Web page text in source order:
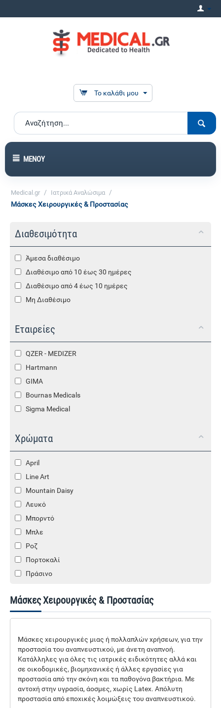
Το καλάθι μου
ΜΕΝΟΎ
Medical.gr / Ιατρικά Αναλώσιμα /
Μάσκες Χειρουργικές & Προστασίας
Διαθεσιμότητα
Άμεσα διαθέσιμο
Διαθέσιμο από 10 έως 30 ημέρες
Διαθέσιμο από 4 έως 10 ημέρες
Μη Διαθέσιμο
Εταιρείες
QZER - MEDIZER
Hartmann
GIMA
Bournas Medicals
Sigma Medical
Χρώματα
April
Line Art
Mountain Daisy
Λευκό
Μπορντό
Μπλε
Ροζ
Πορτοκαλί
Πράσινο
Μάσκες Χειρουργικές & Προστασίας
Μάσκες χειρουργικές μιας ή πολλαπλών χρήσεων, για την
προστασία του αναπνευστικού, με άνετη αναπνοή.
Κατάλληλες για όλες τις ιατρικές ειδικότητες αλλά και
σε οικοδομικές, βιομηχανικές ή άλλες εργασίες για
προστασία από την σκόνη και τα παθογόνα βακτήρια. Με
αντοχή στην υγρασία, άοσμες, χωρίς Latex. Απόλυτη
προστασία από εποχικές λοιμώξεις του αναπνευστικού.